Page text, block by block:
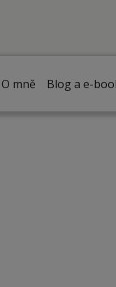
O mně Blog a e-